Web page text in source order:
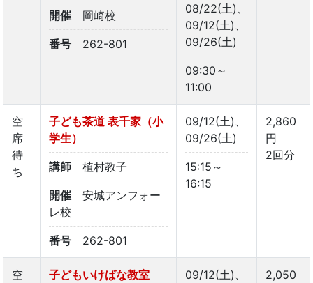
開催 岡崎校
番号 262-801
08/22(土)、
09/12(土)、
09/26(土)
09:30～
11:00
空
席
待
ち
子ども茶道 表千家（小
学生）
講師 植村教子
開催
安城アンフォー
レ校
番号 262-801
09/12(土)、
09/26(土)
15:15～
16:15
2,860
円
2回分
空
子どもいけばな教室
09/12(土)、
2,050